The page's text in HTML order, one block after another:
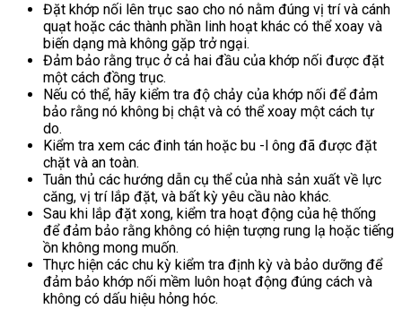
Đặt khớp nối lên trục sao cho nó nằm đúng vị trí và cánh
quạt hoặc các thành phần linh hoạt khác có thể xoay và
biến dạng mà không gặp trở ngại.
Đảm bảo rằng trục ở cả hai đầu của khớp nối được đặt
một cách đồng trục.
Nếu có thể, hãy kiểm tra độ chảy của khớp nối để đảm
bảo rằng nó không bị chật và có thể xoay một cách tự
do.
Kiểm tra xem các đinh tán hoặc bu -l ông đã được đặt
chặt và an toàn.
Tuân thủ các hướng dẫn cụ thể của nhà sản xuất về lực
căng, vị trí lắp đặt, và bất kỳ yêu cầu nào khác.
Sau khi lắp đặt xong, kiểm tra hoạt động của hệ thống
để đảm bảo rằng không có hiện tượng rung lạ hoặc tiếng
ồn không mong muốn.
Thực hiện các chu kỳ kiểm tra định kỳ và bảo dưỡng để
đảm bảo khớp nối mềm luôn hoạt động đúng cách và
không có dấu hiệu hỏng hóc.